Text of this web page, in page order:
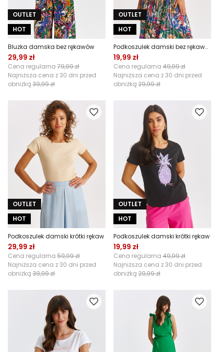
OUTLET
HOT
Bluzka damska bez rękawów
29,99 zł
Cena regularna 79,99 zł
Najniższa cena z 30 dni przed
obniżką 39,99 zł
OUTLET
HOT
Podkoszulek damski bez rękawów
19,99 zł
Cena regularna 49,99 zł
Najniższa cena z 30 dni przed
obniżką 29,99 zł
OUTLET
HOT
Podkoszulek damski krótki rękaw
29,99 zł
Cena regularna 59,99 zł
Najniższa cena z 30 dni przed
obniżką 39,99 zł
OUTLET
HOT
Podkoszulek damski krótki rękaw
19,99 zł
Cena regularna 49,99 zł
Najniższa cena z 30 dni przed
obniżką 29,99 zł